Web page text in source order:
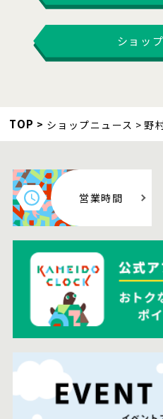
ショッ
TOP ショップニュース 野
営業時間